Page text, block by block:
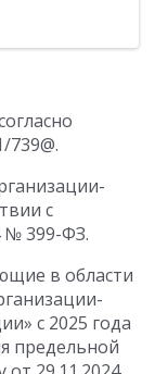
с
№ 399-ФЗ.
в области
с 2025 года
предельной